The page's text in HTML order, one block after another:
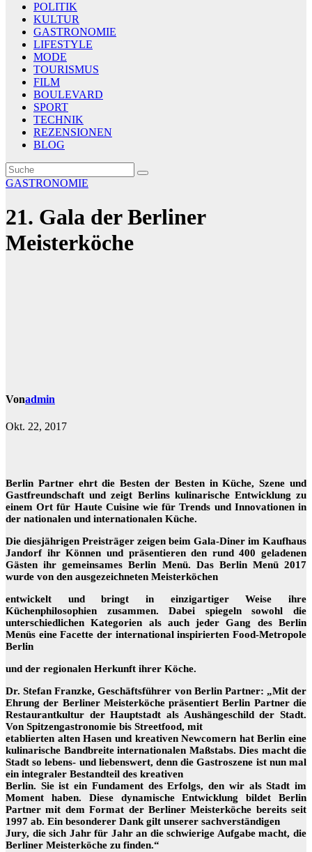
POLITIK
KULTUR
GASTRONOMIE
LIFESTYLE
MODE
TOURISMUS
FILM
BOULEVARD
SPORT
TECHNIK
REZENSIONEN
BLOG
GASTRONOMIE
21. Gala der Berliner
Meisterköche
Vonadmin
Okt. 22, 2017
Berlin Partner ehrt die Besten der Besten in Küche, Szene und
Gastfreundschaft und zeigt Berlins kulinarische Entwicklung zu
einem Ort für Haute Cuisine wie für Trends und Innovationen in
der nationalen und internationalen Küche.
Die diesjährigen Preisträger zeigen beim Gala-Diner im Kaufhaus
Jandorf ihr Können und präsentieren den rund 400 geladenen
Gästen ihr gemeinsames Berlin Menü. Das Berlin Menü 2017
wurde von den ausgezeichneten Meisterköchen
entwickelt und bringt in einzigartiger Weise ihre
Küchenphilosophien zusammen. Dabei spiegeln sowohl die
unterschiedlichen Kategorien als auch jeder Gang des Berlin
Menüs eine Facette der international inspirierten Food-Metropole
Berlin
und der regionalen Herkunft ihrer Köche.
Dr. Stefan Franzke, Geschäftsführer von Berlin Partner: „Mit der
Ehrung der Berliner Meisterköche präsentiert Berlin Partner die
Restaurantkultur der Hauptstadt als Aushängeschild der Stadt.
Von Spitzengastronomie bis Streetfood, mit
etablierten alten Hasen und kreativen Newcomern hat Berlin eine
kulinarische Bandbreite internationalen Maßstabs. Dies macht die
Stadt so lebens- und liebenswert, denn die Gastroszene ist nun mal
ein integraler Bestandteil des kreativen
Berlin. Sie ist ein Fundament des Erfolgs, den wir als Stadt im
Moment haben. Diese dynamische Entwicklung bildet Berlin
Partner mit dem Format der Berliner Meisterköche bereits seit
1997 ab. Ein besonderer Dank gilt unserer sachverständigen
Jury, die sich Jahr für Jahr an die schwierige Aufgabe macht, die
Berliner Meisterköche zu finden.“